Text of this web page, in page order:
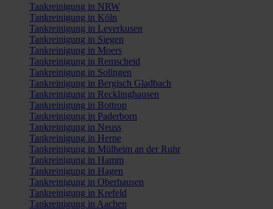
Tankreinigung in NRW
Tankreinigung in Köln
Tankreinigung in Leverkusen
Tankreinigung in Siegen
Tankreinigung in Moers
Tankreinigung in Remscheid
Tankreinigung in Solingen
Tankreinigung in Bergisch Gladbach
Tankreinigung in Recklinghausen
Tankreinigung in Bottrop
Tankreinigung in Paderborn
Tankreinigung in Neuss
Tankreinigung in Herne
Tankreinigung in Mülheim an der Ruhr
Tankreinigung in Hamm
Tankreinigung in Hagen
Tankreinigung in Oberhausen
Tankreinigung in Krefeld
Tankreinigung in Aachen